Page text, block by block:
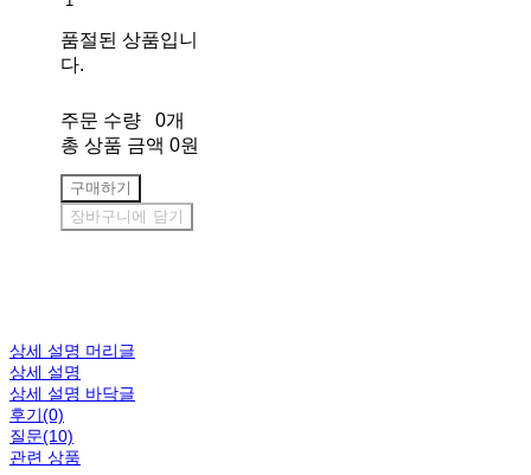
품절된 상품입니
다.
주문 수량
0개
총 상품 금액 0원
구매하기
장바구니에 담기
상세 설명 머리글
상세 설명
상세 설명 바닥글
후기(0)
질문(10)
관련 상품